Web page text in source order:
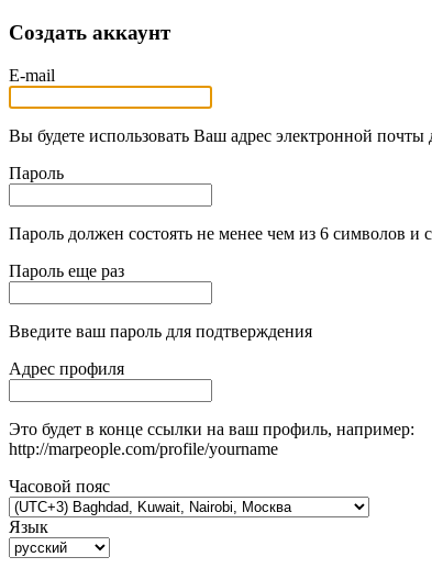
Создать аккаунт
E-mail
Вы будете использовать Ваш адрес электронной почты
Пароль
Пароль должен состоять не менее чем из 6 символов
Пароль еще раз
Введите ваш пароль для подтверждения
Адрес профиля
Это будет в конце ссылки на ваш профиль, например:
http://marpeople.com/profile/yourname
Часовой пояс
Язык